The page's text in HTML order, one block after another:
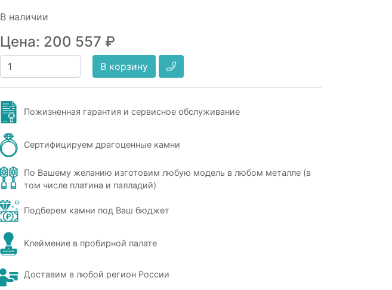
В наличии
Цена: 200 557 ₽
В корзину
Пожизненная гарантия и сервисное обслуживание
Сертифицируем драгоценные камни
По Вашему желанию изготовим любую модель в любом металле (в
том числе платина и палладий)
Подберем камни под Ваш бюджет
Клеймение в пробирной палате
Доставим в любой регион России